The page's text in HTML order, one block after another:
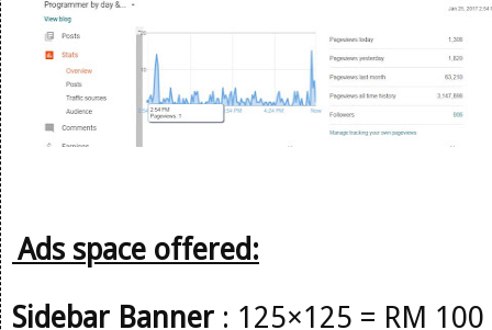
Ads space offered:
Sidebar Banner : 125×125 = RM